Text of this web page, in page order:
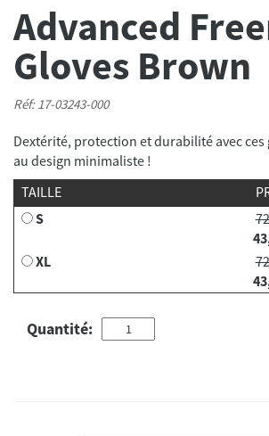
Advanced
Gloves Brown
Réf: 17-03243-000
Dextérité, protection et durabilité avec
au design minimaliste !
TAILLE
S
XL
Quantité: